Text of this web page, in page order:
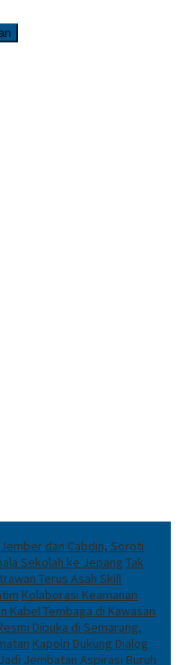
dan Cabdin, Soroti
Sekolah ke Jepang Tak
Terus Asah Skill
Kolaborasi Keamanan
Kabel Tembaga di Kawasan
Dibuka di Semarang,
Kapolri Dukung Dialog
Jembatan Aspirasi Buruh